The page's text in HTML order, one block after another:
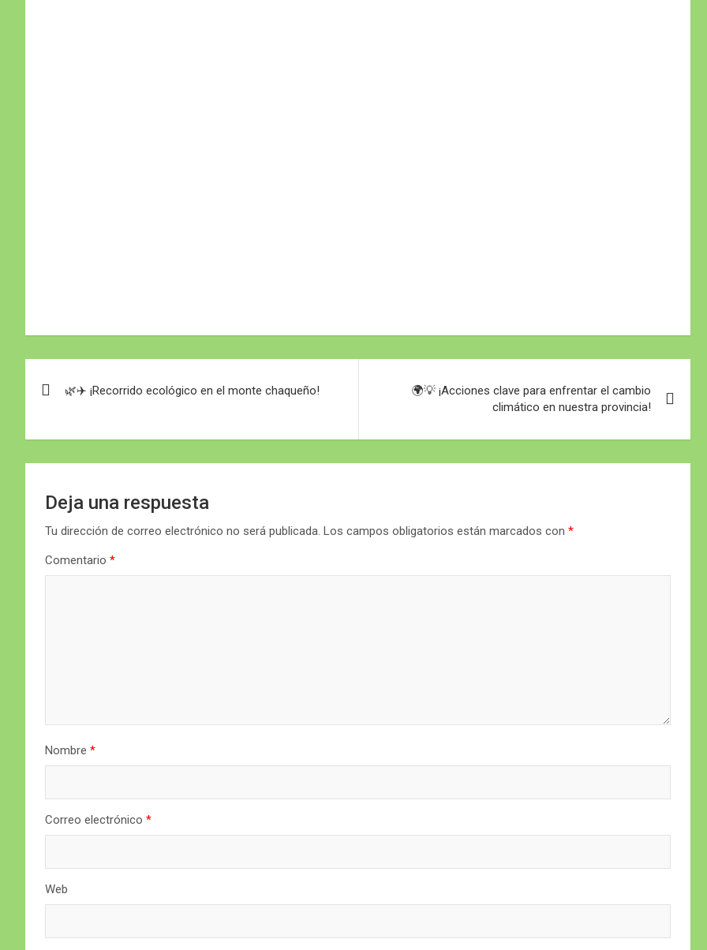
entradas
🌿✈️ ¡Recorrido ecológico en el monte chaqueño!
🌍💡 ¡Acciones clave para enfrentar el cambio
climático en nuestra provincia!
Deja una respuesta
Tu dirección de correo electrónico no será publicada. Los campos obligatorios están marcados con *
Comentario *
Nombre *
Correo electrónico *
Web